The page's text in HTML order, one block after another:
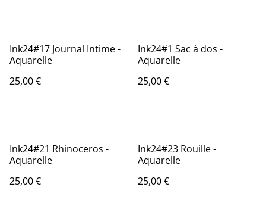
Ink24#17 Journal Intime -
Aquarelle
25,00 €
Ink24#1 Sac à dos -
Aquarelle
25,00 €
Ink24#21 Rhinoceros -
Aquarelle
25,00 €
Ink24#23 Rouille -
Aquarelle
25,00 €